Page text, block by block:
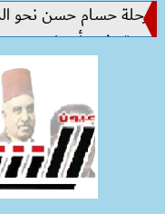
حسام حسن نحو المجد
أسواق جديدة